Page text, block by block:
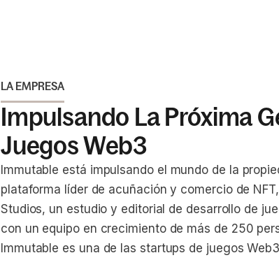
LA EMPRESA
Impulsando La Próxima
Juegos Web3
Immutable está impulsando el mundo de la
plataforma líder de acuñación y comercio de
Studios, un estudio y editorial de desarrollo de
con un equipo en crecimiento de más de 250
Immutable es una de las startups de juegos